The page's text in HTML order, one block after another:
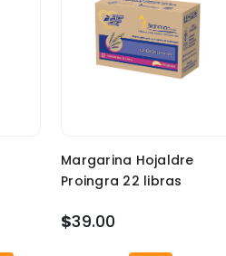
Margarina Hojaldre
Proingra 22 libras
$39.00